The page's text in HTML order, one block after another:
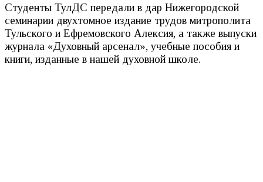
Студенты ТулДС передали в дар Нижегородской
семинарии двухтомное издание трудов митрополита
Тульского и Ефремовского Алексия, а также выпуски
журнала «Духовный арсенал», учебные пособия и
книги, изданные в нашей духовной школе.